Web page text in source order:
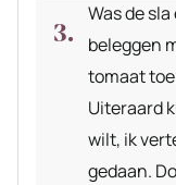
Was de
beleggen
tomaat
Uiteraard
wilt, ik
gedaan.